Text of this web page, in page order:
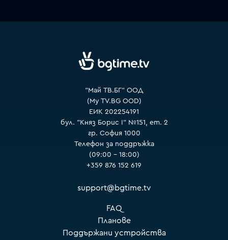
"Май ТВ.БГ" ООД
(My TV.BG OOD)
ЕИК 202254191
бул. "Княз Борис I" №151, ет. 2
гр. София 1000
Телефон за поддръжка
(09:00 – 18:00)
+359 876 152 619
support@bgtime.tv
FAQ
Планове
Поддържани устройства